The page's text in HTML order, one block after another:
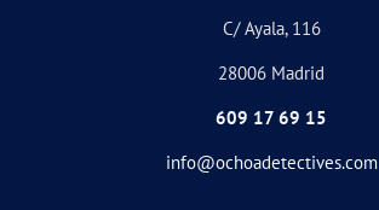
C/ Ayala, 116
28006 Madrid
609 17 69 15
info@ochoadetectives.com